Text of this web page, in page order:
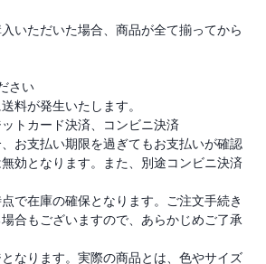
いただいた場合、商品が全て揃ってから
さい
料が発生いたします。
トカード決済、コンビニ決済
お支払い期限を過ぎてもお支払いが確認
効となります。また、別途コンビニ決済
で在庫の確保となります。ご注文手続き
合もございますので、あらかじめご了承
となります。実際の商品とは、色やサイズ